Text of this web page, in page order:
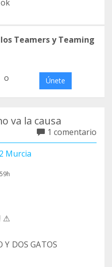
Teamers y Teaming
o Únete
va la causa
1 comentario
Murcia
⚠
Y DOS GATOS